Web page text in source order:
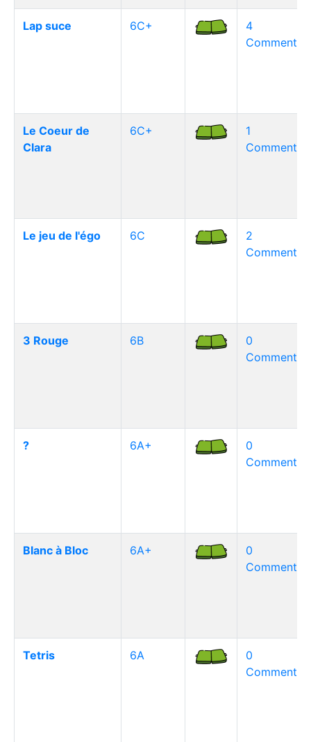
Lap suce 6C+
4
Le Coeur de
Clara
6C+
1
Le jeu de l'égo 6C
2
3 Rouge 6B
0
? 6A+
0
Blanc à Bloc 6A+
0
Tetris 6A
0